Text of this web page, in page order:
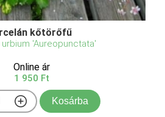
kőtörőfű
urbium 'Aureopunctata'
Online ár
1 950 Ft
Kosárba